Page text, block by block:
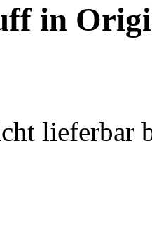
in
lieferbar